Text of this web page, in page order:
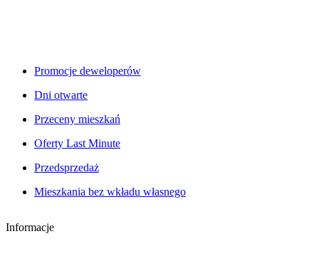
Promocje deweloperów
Dni otwarte
Przeceny mieszkań
Oferty Last Minute
Przedsprzedaż
Mieszkania bez wkładu własnego
Informacje